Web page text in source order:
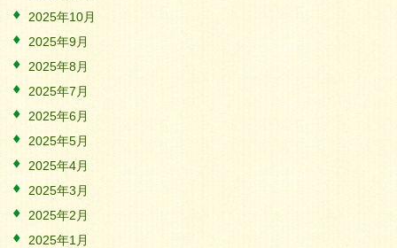
2025年10月
2025年9月
2025年8月
2025年7月
2025年6月
2025年5月
2025年4月
2025年3月
2025年2月
2025年1月